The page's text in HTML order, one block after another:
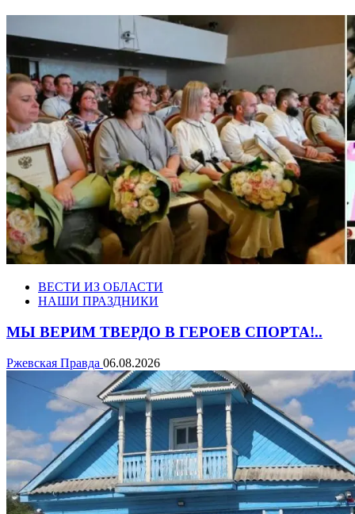
ВЕСТИ ИЗ ОБЛАСТИ
НАШИ ПРАЗДНИКИ
МЫ ВЕРИМ ТВЕРДО В ГЕРОЕВ СПОРТА!..
Ржевская Правда 06.08.2026